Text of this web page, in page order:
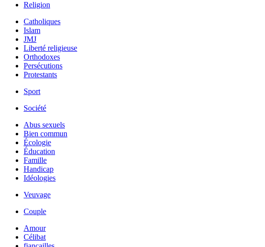
Religion
Catholiques
Islam
JMJ
Liberté religieuse
Orthodoxes
Persécutions
Protestants
Sport
Société
Abus sexuels
Bien commun
Écologie
Éducation
Famille
Handicap
Idéologies
Veuvage
Couple
Amour
Célibat